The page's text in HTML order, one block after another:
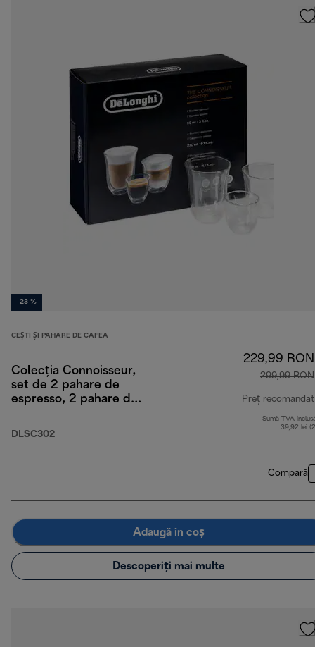
-23 %
CEȘTI ȘI PAHARE DE CAFEA
Colecția Connoisseur,
set de 2 pahare de
espresso, 2 pahare de
de lattemacchiato,
DLSC302
229,99 RON
299,99 RON
Preț recomandat
Sumă TVA
39,92 lei
Compară
Adaugă în coș
Descoperiți mai multe